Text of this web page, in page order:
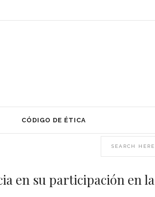
CÓDIGO DE ÉTICA
en su participación en la